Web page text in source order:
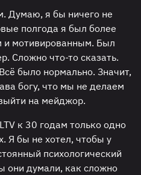
Думаю, я бы ничего не
полгода я был более
мотивированным. Был
Сложно что-то сказать.
было нормально. Значит,
богу, что мы не делаем
на мейджор.
к 30 годам только одно
Я бы не хотел, чтобы у
психологический
они думали, как сложно